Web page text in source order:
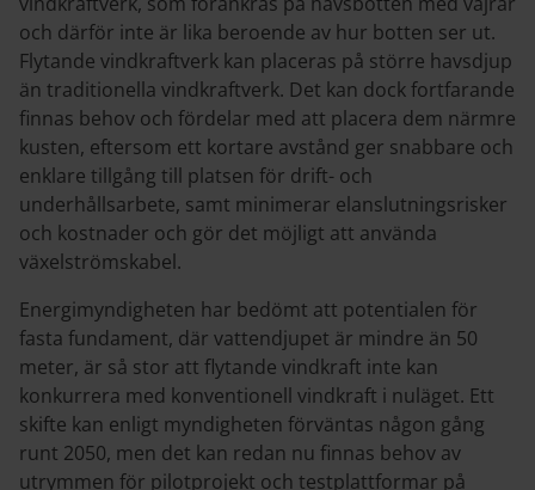
och därför inte är lika beroende av hur botten ser ut.
Flytande vindkraftverk kan placeras på större havsdjup
än traditionella vindkraftverk. Det kan dock fortfarande
finnas behov och fördelar med att placera dem närmre
kusten, eftersom ett kortare avstånd ger snabbare och
enklare tillgång till platsen för drift- och
underhållsarbete, samt minimerar elanslutningsrisker
och kostnader och gör det möjligt att använda
växelströmskabel.
Energimyndigheten har bedömt att potentialen för
fasta fundament, där vattendjupet är mindre än 50
meter, är så stor att flytande vindkraft inte kan
konkurrera med konventionell vindkraft i nuläget. Ett
skifte kan enligt myndigheten förväntas någon gång
runt 2050, men det kan redan nu finnas behov av
utrymmen för pilotprojekt och testplattformar på